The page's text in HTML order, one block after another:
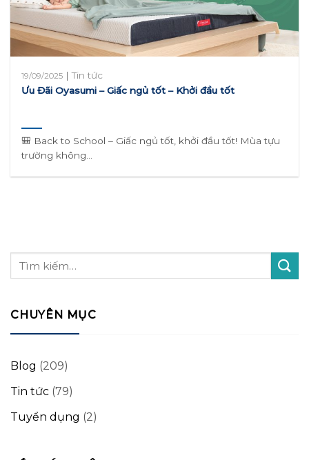
19/09/2025 |Tin tức
Ưu Đãi Oyasumi – Giấc ngủ tốt – Khởi đầu tốt
🎒 Back to School – Giấc ngủ tốt, khởi đầu tốt! Mùa tựu
trường không...
CHUYÊN MỤC
Blog (209)
Tin tức (79)
Tuyển dụng (2)